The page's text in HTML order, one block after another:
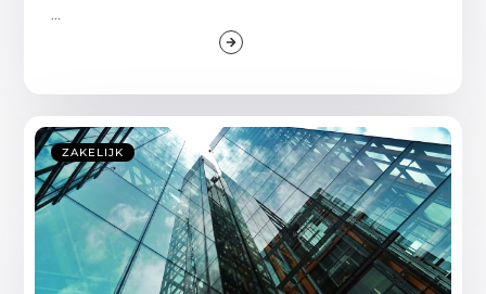
ZAKELIJK